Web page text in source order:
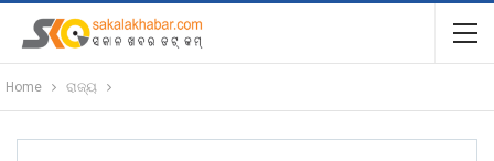
Home ରାଜ୍ୟ